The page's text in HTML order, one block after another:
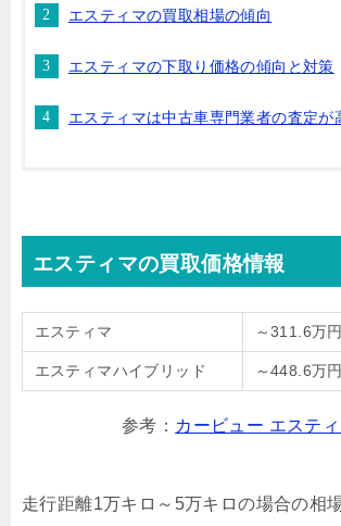
エスティマの買取相場の傾向
エスティマの下取り価格の傾向と対策
エスティマは中古車専門業者の査定が
エスティマの買取価格情報
エスティマ ～311.6万円
エスティマハイブリッド ～448.6万円
参考： カービュー エステ
走行距離1万キロ～5万キロの場合の相